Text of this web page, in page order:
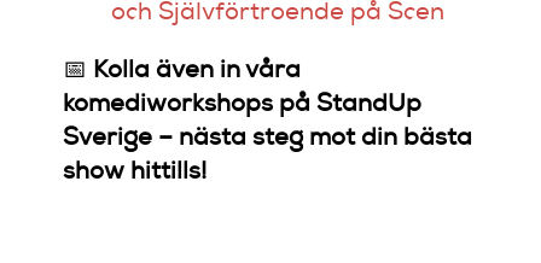
och Självförtroende på Scen
📅 Kolla även in våra
komediworkshops på StandUp
Sverige – nästa steg mot din bästa
show hittills!